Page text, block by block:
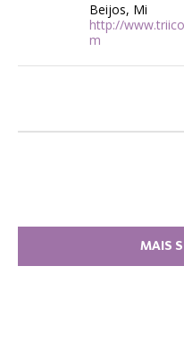
Beijos, Mi
http://
m
MAIS